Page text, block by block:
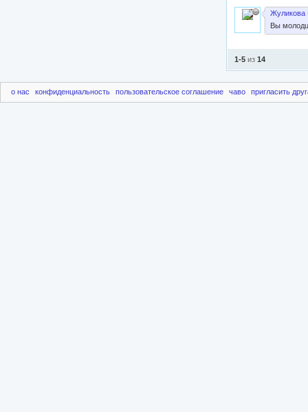
Жуликова
Вы
1-5 из 14
о нас конфиденциальность пользовательское соглашение чаво пригласить